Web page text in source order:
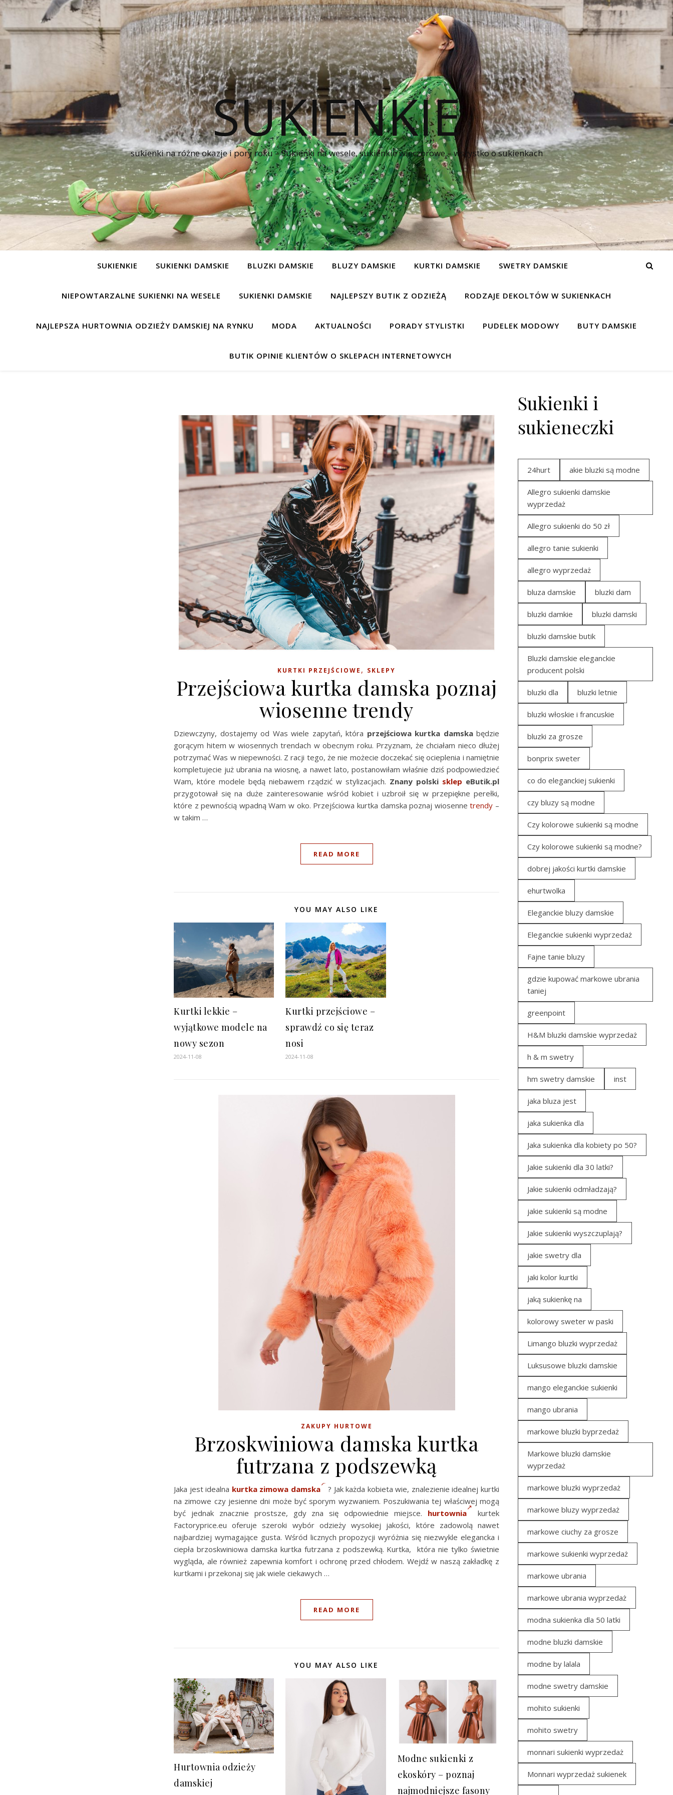
SUKIENKIE
sukienki na różne okazje i pory roku – Sukienki na wesele, sukienkie wieczorowe – wszystko o sukienkach
SUKIENKIE SUKIENKI DAMSKIE BLUZKI DAMSKIE BLUZY DAMSKIE KURTKI DAMSKIE SWETRY DAMSKIE
NIEPOWTARZALNE SUKIENKI NA WESELE SUKIENKI DAMSKIE NAJLEPSZY BUTIK Z ODZIEŻĄ RODZAJE DEKOLTÓW W SUKIENKACH
NAJLEPSZA HURTOWNIA ODZIEŻY DAMSKIEJ NA RYNKU MODA AKTUALNOŚCI PORADY STYLISTKI PUDELEK MODOWY BUTY DAMSKIE
BUTIK OPINIE KLIENTÓW O SKLEPACH INTERNETOWYCH
KURTKI PRZEJŚCIOWE , SKLEPY
Przejściowa kurtka damska poznaj
wiosenne trendy
Dziewczyny, dostajemy od Was wiele zapytań, która przejściowa kurtka damskabędzie
gorącym hitem w wiosennych trendach w obecnym roku. Przyznam, że chciałam nieco dłużej
potrzymać Was w niepewności. Z racji tego, że nie możecie doczekać się ocieplenia i namiętnie
kompletujecie już ubrania na wiosnę, a nawet lato, postanowiłam właśnie dziś podpowiedzieć
Wam, które modele będą niebawem rządzić w stylizacjach. Znany polski sklep eButik.pl
przygotował się na duże zainteresowanie wśród kobiet i uzbroił się w przepiękne perełki,
które z pewnością wpadną Wam w oko. Przejściowa kurtka damska poznaj wiosennetrendy –
w takim …
READ MORE
YOU MAY ALSO LIKE
Kurtki lekkie –
wyjątkowe modele na
nowy sezon
2024-11-08
Kurtki przejściowe –
sprawdź co się teraz
nosi
2024-11-08
ZAKUPY HURTOWE
Brzoskwiniowa damska kurtka
futrzana z podszewką
Jaka jest idealna kurtka zimowa damska
? Jak każda kobieta wie, znalezienie idealnej kurtki
na zimowe czy jesienne dni może być sporym wyzwaniem. Poszukiwania tej właściwej mogą
być jednak znacznie prostsze, gdy zna się odpowiednie miejsce. hurtownia
kurtek
Factoryprice.eu oferuje szeroki wybór odzieży wysokiej jakości, które zadowolą nawet
najbardziej wymagające gusta. Wśród licznych propozycji wyróżnia się niezwykle elegancka i
ciepła brzoskwiniowa damska kurtka futrzana z podszewką. Kurtka, która nie tylko świetnie
wygląda, ale również zapewnia komfort i ochronę przed chłodem. Wejdź w naszą zakładkę z
kurtkami i przekonaj się jak wiele ciekawych …
READ MORE
YOU MAY ALSO LIKE
Hurtownia odzieży
damskiej
Modne sukienki z
ekoskóry – poznaj
najmodniejsze fasony
Sukienki i
sukieneczki
24hurt akie bluzki są modne
Allegro sukienki damskie
wyprzedaż
Allegro sukienki do 50 zł
allegro tanie sukienki
allegro wyprzedaż
bluza damskie bluzki dam
bluzki damkie bluzki damski
bluzki damskie butik
Bluzki damskie eleganckie
producent polski
bluzki dla bluzki letnie
bluzki włoskie i francuskie
bluzki za grosze
bonprix sweter
co do eleganckiej sukienki
czy bluzy są modne
Czy kolorowe sukienki są modne
Czy kolorowe sukienki są modne?
dobrej jakości kurtki damskie
ehurtwolka
Eleganckie bluzy damskie
Eleganckie sukienki wyprzedaż
Fajne tanie bluzy
gdzie kupować markowe ubrania
taniej
greenpoint
H&M bluzki damskie wyprzedaż
h & m swetry
hm swetry damskie inst
jaka bluza jest
jaka sukienka dla
Jaka sukienka dla kobiety po 50?
Jakie sukienki dla 30 latki?
Jakie sukienki odmładzają?
jakie sukienki są modne
Jakie sukienki wyszczuplają?
jakie swetry dla
jaki kolor kurtki
jaką sukienkę na
kolorowy sweter w paski
Limango bluzki wyprzedaż
Luksusowe bluzki damskie
mango eleganckie sukienki
mango ubrania
markowe bluzki byprzedaż
Markowe bluzki damskie
wyprzedaż
markowe bluzki wyprzedaż
markowe bluzy wyprzedaż
markowe ciuchy za grosze
markowe sukienki wyprzedaż
markowe ubrania
markowe ubrania wyprzedaż
modna sukienka dla 50 latki
modne bluzki damskie
modne by lalala
modne swetry damskie
mohito sukienki
mohito swetry
monnari sukienki wyprzedaż
Monnari wyprzedaż sukienek